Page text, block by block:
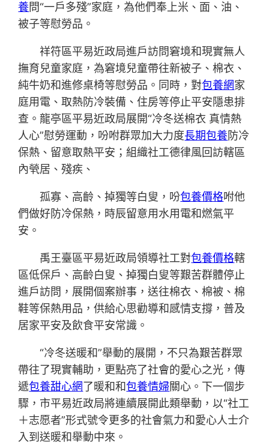
養問“一戶多殘”家庭，為他們奉上米、面、油、
被子等慰勞品。
祥符區平易近政局進戶訪問窘境和現實無人
撫育兒童家庭，為窘境兒童帶往新被子、棉衣、
純牛奶和進修桌椅等慰勞品。同時，對包養網家
庭用電、取熱防冷裝備、住房等停止平安隱患排
查。龍亭區平易近政局展開“冷冬送棉衣 真情熱
人心”慰勞運動，吩咐群眾加大力度長期包養防冷
保熱、留意取熱平安；組織社工德律風回訪轄區
內煢居、殘疾、
孤寡、高齡、掉獨等白叟，吩包養價格咐他
們做好防冷保熱，時辰留意用水用電和燃氣平
安。
禹王臺區平易近政局領導社工對包養價格轄
區低保戶、高齡白叟、掉獨白叟等艱苦群體停止
進戶訪問，展開個案辦事，送往棉衣、棉被、棉
鞋等保熱用品，供給心思勸導和感情支撐，普及
居家平安及飲食平安常識。
“冷冬送暖和”舉動的展開，不只為艱苦群眾
帶往了現實輔助，更點亮了社會的愛心之光，傳
遞包養甜心網了暖和和包養情婦關心。下一個步
驟，市平易近政局將連續展開此類舉動，以“社工
＋志愿者”形式號令更多的社會氣力和愛心人士介
入到送暖和舉動中來。